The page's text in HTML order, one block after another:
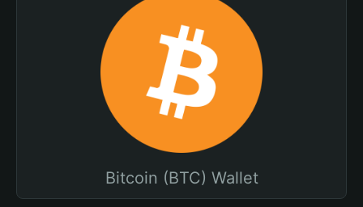
Bitcoin (BTC) Wallet